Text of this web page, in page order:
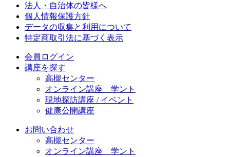
法人・自治体の皆様へ
個人情報保護方針
データの収集と利用について
特定商取引法に基づく表示
会員ログイン
講座を探す
高槻センター
オンライン講座 学ント
現地探訪講座 / イベント
健康公開講座
お問い合わせ
高槻センター
オンライン講座 学ント